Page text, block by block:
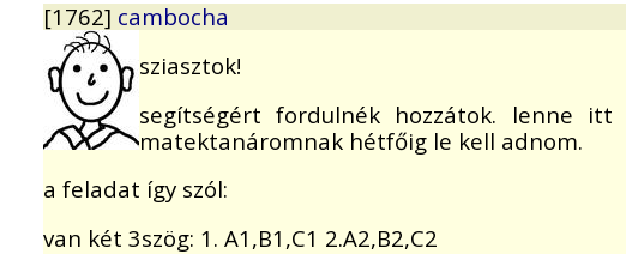
[1762] cambocha
sziasztok!
segítségért fordulnék hozzátok. lenne
matektanáromnak hétfőig le kell adnom.
a feladat így szól:
van két 3szög: 1. A1,B1,C1 2.A2,B2,C2